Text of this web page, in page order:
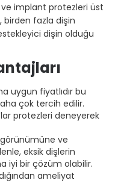
implant protezleri üst
fazla dişin
dişin olduğu
uygun fiyatlıdır bu
çok tercih edilir.
protezleri deneyerek
ve
eksik dişlerin
iyi bir çözüm olabilir.
ameliyat